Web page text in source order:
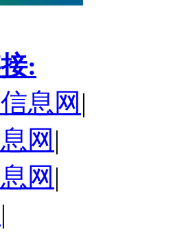
:
息网 |
网 |
网 |
|